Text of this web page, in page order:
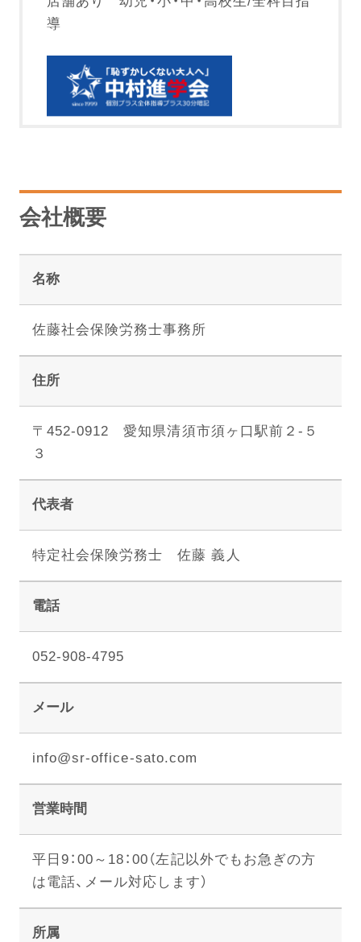
導
会社概要
名称
佐藤社会保険労務士事務所
住所
〒452-0912 愛知県清須市須ヶ口駅前２-５
３
代表者
特定社会保険労務士 佐藤 義人
電話
052-908-4795
メール
info@sr-office-sato.com
営業時間
平日9：00～18：00（左記以外でもお急ぎの方
は電話、メール対応します）
所属